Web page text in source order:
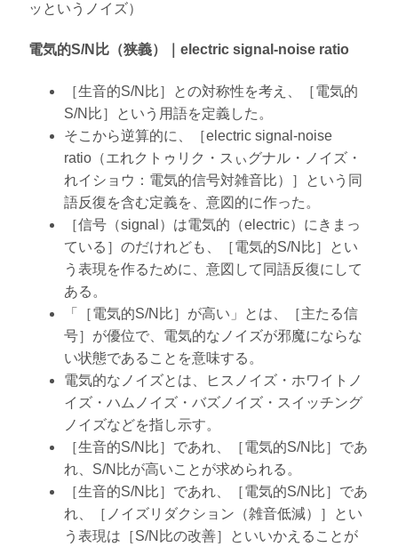
ッというノイズ）
電気的S/N比（狭義）｜electric signal-noise ratio
［生音的S/N比］との対称性を考え、［電気的
S/N比］という用語を定義した。
そこから逆算的に、［electric signal-noise
ratio（エれクトゥリク・スぃグナル・ノイズ・
れイショウ：電気的信号対雑音比）］という同
語反復を含む定義を、意図的に作った。
［信号（signal）は電気的（electric）にきまっ
ている］のだけれども、［電気的S/N比］とい
う表現を作るために、意図して同語反復にして
ある。
「［電気的S/N比］が高い」とは、［主たる信
号］が優位で、電気的なノイズが邪魔にならな
い状態であることを意味する。
電気的なノイズとは、ヒスノイズ・ホワイトノ
イズ・ハムノイズ・バズノイズ・スイッチング
ノイズなどを指し示す。
［生音的S/N比］であれ、［電気的S/N比］であ
れ、S/N比が高いことが求められる。
［生音的S/N比］であれ、［電気的S/N比］であ
れ、［ノイズリダクション（雑音低減）］とい
う表現は［S/N比の改善］といいかえることが